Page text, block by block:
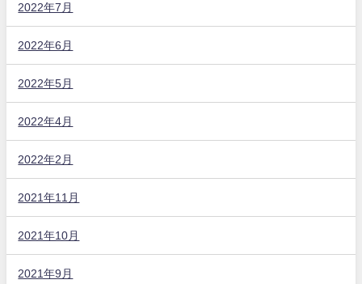
2022年7月
2022年6月
2022年5月
2022年4月
2022年2月
2021年11月
2021年10月
2021年9月